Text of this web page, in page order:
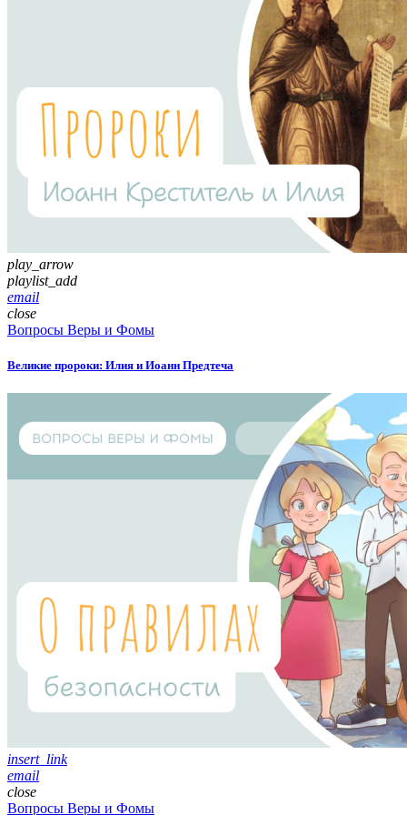
play_arrow
playlist_add
email
close
Вопросы Веры и Фомы
Великие пророки: Илия и Иоанн Предтеча
insert_link
email
close
Вопросы Веры и Фомы